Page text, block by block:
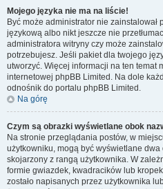
Mojego języka nie ma na liście!
Być może administrator nie
językową albo nikt jeszcze nie
administratora witryny czy może
potrzebujesz. Jeśli pakiet dla twojego
utworzyć. Więcej informacji na ten temat
internetowej phpBB Limited. Na dole
odnośnik do portalu phpBB Limited.
Na górę
Czym są obrazki wyświetlane obok
Na stronie przeglądania postów, w
użytkowniku, mogą być wyświetlane
skojarzony z rangą użytkownika. W
formie gwiazdek, kwadracików lub
zostało napisanych przez użytkownika